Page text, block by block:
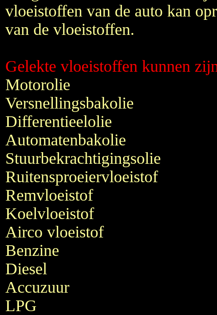
vloeistoffen van de auto kan
van de vloeistoffen.
Gelekte vloeistoffen kunnen
Motorolie
Versnellingsbakolie
Differentieelolie
Automatenbakolie
Stuurbekrachtigingsolie
Ruitensproeiervloeistof
Remvloeistof
Koelvloeistof
Airco vloeistof
Benzine
Diesel
Accuzuur
LPG